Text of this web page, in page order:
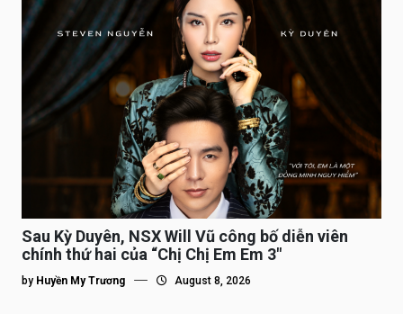
Sau Kỳ Duyên, NSX Will Vũ công bố diễn viên
chính thứ hai của “Chị Chị Em Em 3″
by Huyền My Trương August 8, 2026